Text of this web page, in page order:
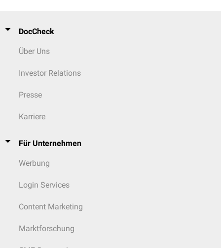
DocCheck
Über Uns
Investor Relations
Presse
Karriere
Für Unternehmen
Werbung
Login Services
Content Marketing
Marktforschung